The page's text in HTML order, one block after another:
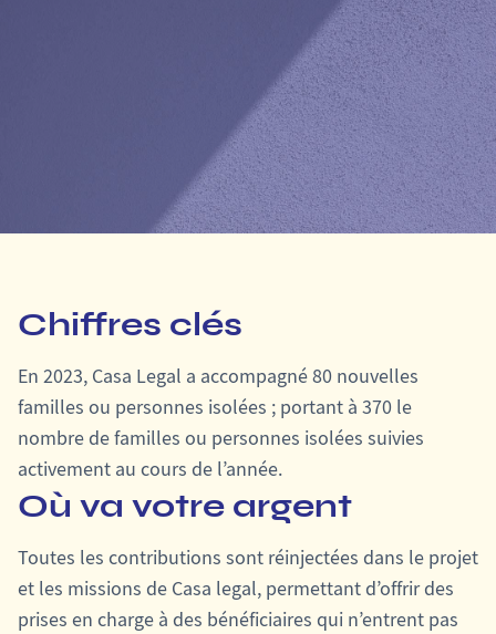
Chiffres clés
En 2023, Casa Legal a accompagné 80 nouvelles
familles ou personnes isolées ; portant à 370 le
nombre de familles ou personnes isolées suivies
activement au cours de l’année.
Où va votre argent
Toutes les contributions sont réinjectées dans le projet
et les missions de Casa legal, permettant d’offrir des
prises en charge à des bénéficiaires qui n’entrent pas